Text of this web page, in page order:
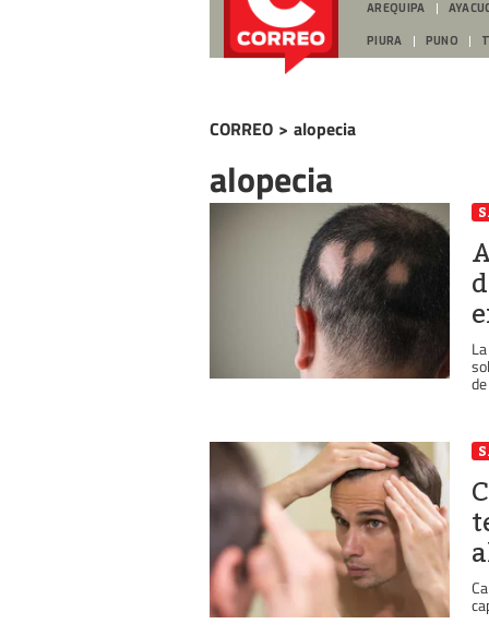
AREQUIPA
PIURA PUNO
CORREO > alopecia
alopecia